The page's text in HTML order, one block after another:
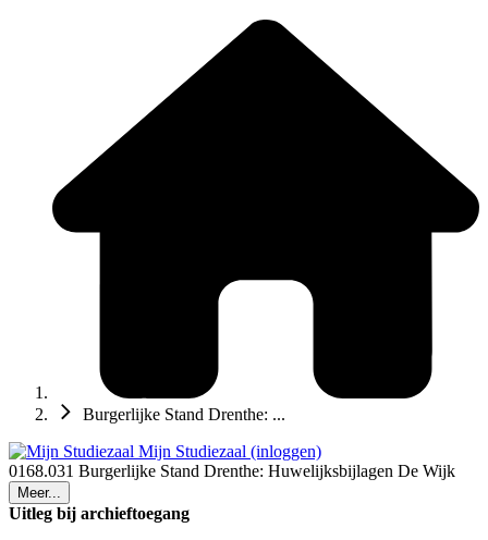
Burgerlijke Stand Drenthe: ...
Mijn Studiezaal (inloggen)
0168.031 Burgerlijke Stand Drenthe: Huwelijksbijlagen De Wijk
Meer...
Uitleg bij archieftoegang